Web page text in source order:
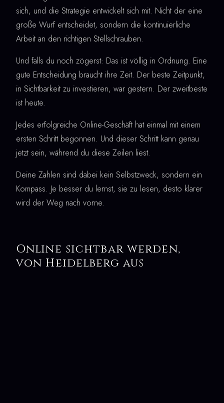
sich, und die Strategie entwickelt sich mit. Nicht der eine
große Wurf entscheidet, sondern die kontinuierliche
Arbeit an den richtigen Stellschrauben.
Und falls du noch zögerst: Das ist völlig in Ordnung. Eine
gute Entscheidung braucht ihre Zeit. Der beste Zeitpunkt,
in Sichtbarkeit zu investieren, war gestern. Der zweitbeste
ist heute.
Jedes erfolgreiche Online-Geschäft hat einmal mit einem
ersten Schritt begonnen. Und dieser Schritt kann genau
jetzt sein, während du diese Zeilen liest.
Deine Zahlen sind dabei kein Selbstzweck, sondern ein
Kompass. Je besser du lernst, sie zu lesen, desto klarer
wird der Weg nach vorne.
Online sichtbar werden,
von Heidelberg aus